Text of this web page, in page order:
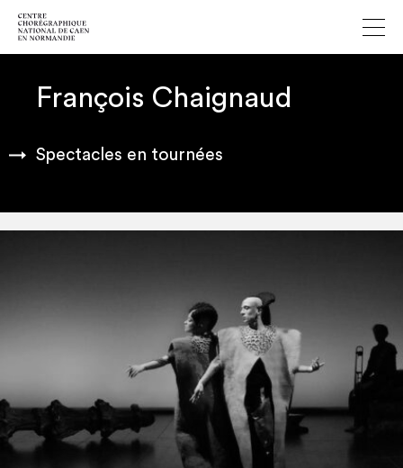
François Chaignaud
Spectacles en tournées